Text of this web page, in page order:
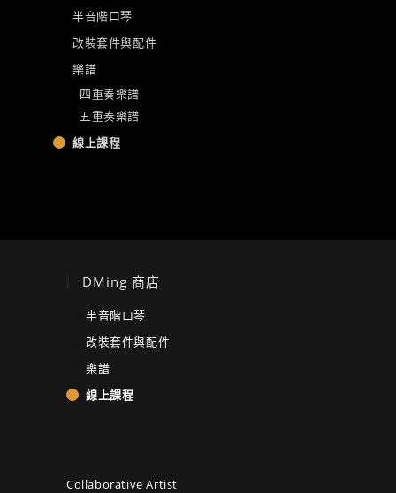
半音階口琴
改裝套件與配件
樂譜
四重奏樂譜
五重奏樂譜
線上課程
DMing 商店
半音階口琴
改裝套件與配件
樂譜
線上課程
Collaborative Artist